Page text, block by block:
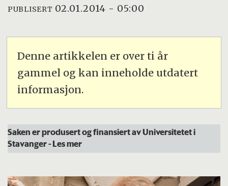
PUBLISERT 02.01.2014 - 05:00
Denne artikkelen er over ti år
gammel og kan inneholde utdatert
informasjon.
Saken er produsert og finansiert av Universitetet i
Stavanger- Les mer